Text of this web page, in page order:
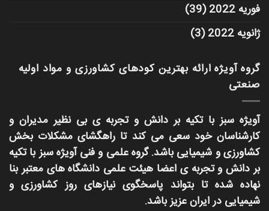
فوریه 2022
(39)
ژانویه 2022
(3)
گروه آویژه ارائه بهترین کودهای کشاورزی و مواد اولیه
صنعتی
آویژه سبز با تکیه بر دانش و تجربه ی بی نظیر مدیران و
کارشناسان خود سعی می کند تا راهگشای مشکلات بخش
کشاورزی و شیمیایی باشد. گروه علمی و فنی آویژه سبز با تکیه
بر دانش و تجربه ی اعضا هیئت علمی دانشگاه های معتبر بنا
نهاده شده تا بتواند پاسخگوی نیازهای روز کشاورزی و
شیمیایی در ایران عزیز باشد.